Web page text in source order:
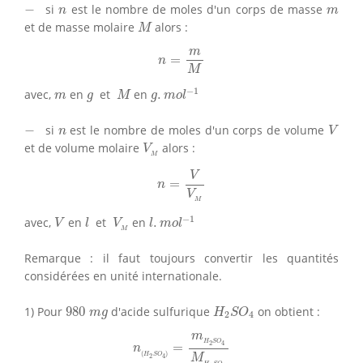
− sin
n est le nombre de moles d'un corps de massem
m
et de masse molaire M
Malors :
n =
m
M
mM
avec, m
m en g
g et M
Men g. mol−1
ol−1
−
− si n
nest le nombre de moles d'un corps de volume V
V
et de volume molaire VM
VM alors :
n =
V
VM
VM
avec, V
V enll et VM
VM enl. mol−1
l. l− 1
Remarque : il faut toujours convertir les quantités
considérées en unité internationale.
1) Pour 980 mg
980mgd'acide sulfurique H2SO4
H2 SO on obtient :
n(H2SO4) =
mH2SO4
M
)=m